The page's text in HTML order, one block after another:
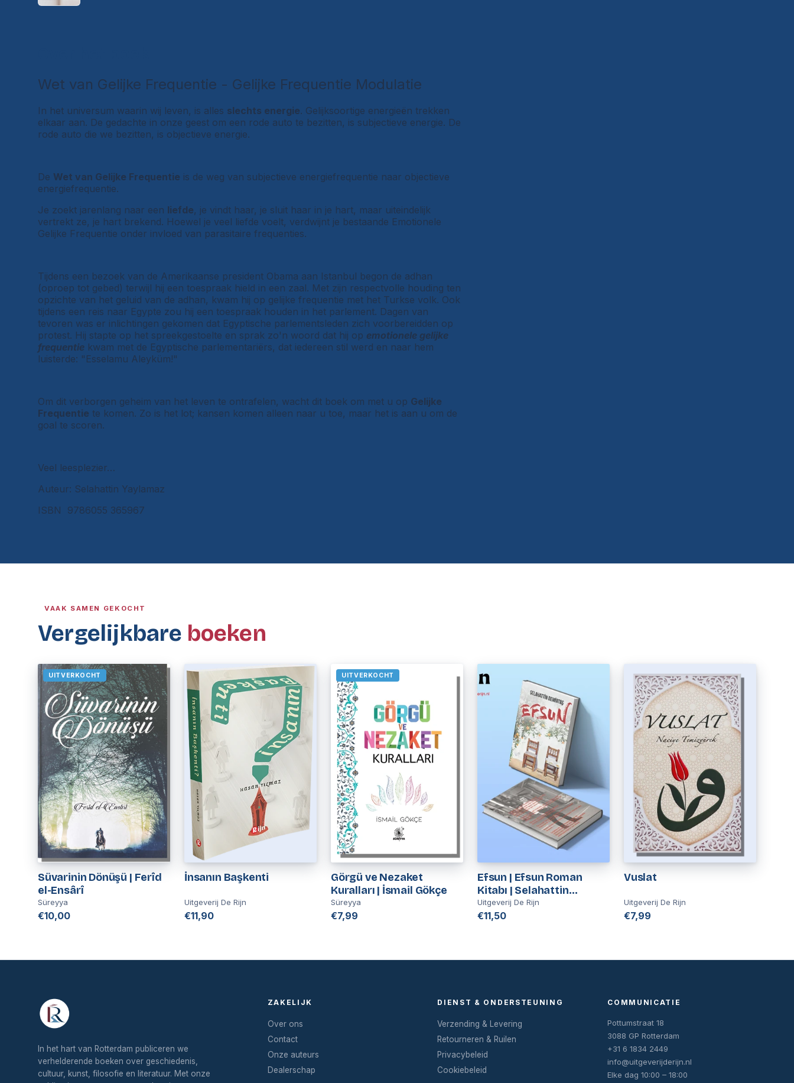
Wet van Gelijke Frequentie - Gelijke Frequentie Modulatie
In het universum waarin wij leven, is alles slechts energie. Gelijksoortige energieën trekken
elkaar aan. De gedachte in onze geest om een rode auto te bezitten, is subjectieve energie. De
rode auto die we bezitten, is objectieve energie.
De Wet van Gelijke Frequentie is de weg van subjectieve energiefrequentie naar objectieve
energiefrequentie.
Je zoekt jarenlang naar een liefde, je vindt haar, je sluit haar in je hart, maar uiteindelijk
vertrekt ze, je hart brekend. Hoewel je veel liefde voelt, verdwijnt je bestaande Emotionele
Gelijke Frequentie onder invloed van parasitaire frequenties.
Tijdens een bezoek van de Amerikaanse president Obama aan Istanbul begon de adhan
(oproep tot gebed) terwijl hij een toespraak hield in een zaal. Met zijn respectvolle houding ten
opzichte van het geluid van de adhan, kwam hij op gelijke frequentie met het Turkse volk. Ook
tijdens een reis naar Egypte zou hij een toespraak houden in het parlement. Dagen van
tevoren was er inlichtingen gekomen dat Egyptische parlementsleden zich voorbereidden op
protest. Hij stapte op het spreekgestoelte en sprak zo'n woord dat hij op emotionele gelijke
frequentie kwam met de Egyptische parlementariërs, dat iedereen stil werd en naar hem
luisterde: "Esselamu Aleyküm!"
Om dit verborgen geheim van het leven te ontrafelen, wacht dit boek om met u op Gelijke
Frequentie te komen. Zo is het lot; kansen komen alleen naar u toe, maar het is aan u om de
goal te scoren.
Veel leesplezier…
Auteur: Selahattin Yaylamaz
ISBN 9786055 365967
VAAK SAMEN GEKOCHT
Vergelijkbare boeken
UITVERKOCHT
Süvarinin Dönüşü | Ferîd
el-Ensârî
Süreyya
€10,00
İnsanın Başkenti
Uitgeverij De Rijn
€11,90
UITVERKOCHT
Görgü ve Nezaket
Kuralları | İsmail Gökçe
Süreyya
€7,99
Efsun | Efsun Roman
Kitabı | Selahattin
Demirtaş’ın Son Romanı
Uitgeverij De Rijn
€11,50
Vuslat
Uitgeverij De Rijn
€7,99
In het hart van Rotterdam publiceren we
verhelderende boeken over geschiedenis,
cultuur, kunst, filosofie en literatuur. Met onze
ZAKELIJK
Over ons
Contact
Onze auteurs
Dealerschap
DIENST & ONDERSTEUNING
Verzending & Levering
Retourneren & Ruilen
Privacybeleid
Cookiebeleid
COMMUNICATIE
Pottumstraat 18
3088 GP Rotterdam
+31 6 1834 2449
info@uitgeverijderijn.nl
Elke dag 10:00 – 18:00